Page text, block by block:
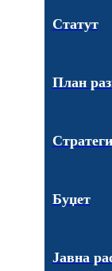
Статут
План
Буџет
Јавна